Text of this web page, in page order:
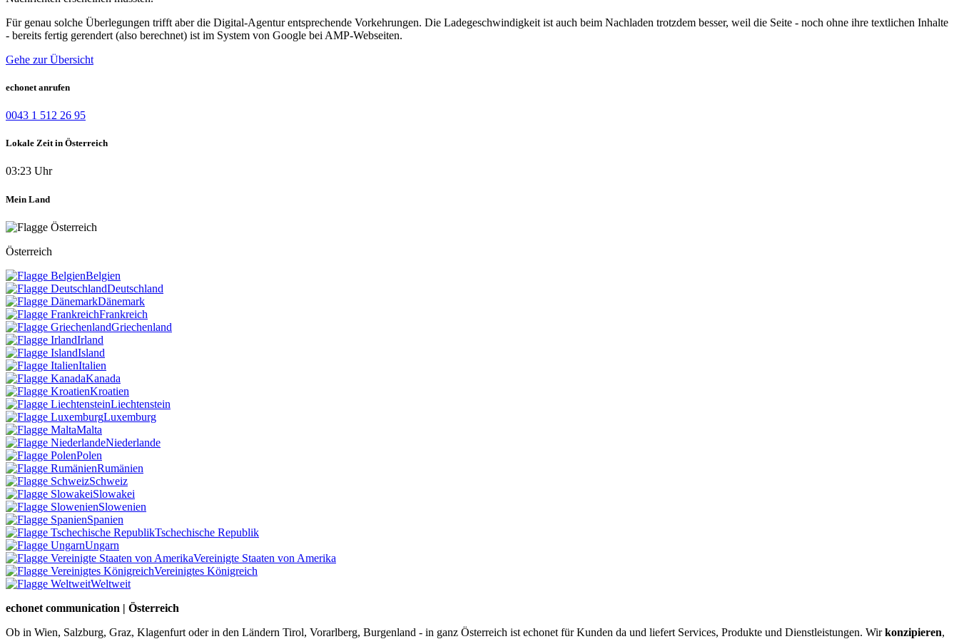
Für genau solche Überlegungen trifft aber die Digital-Agentur entsprechende Vorkehrungen. Die Ladegeschwindigkeit ist auch beim Nachladen trotzdem besser, weil die Seite - noch ohne ihre textlichen Inhalte
- bereits fertig gerendert (also berechnet) ist im System von Google bei AMP-Webseiten.
Gehe zur Übersicht
echonet anrufen
0043 1 512 26 95
Lokale Zeit in Österreich
03:23 Uhr
Mein Land
Österreich
Belgien
Deutschland
Dänemark
Frankreich
Griechenland
Irland
Island
Italien
Kanada
Kroatien
Liechtenstein
Luxemburg
Malta
Niederlande
Polen
Rumänien
Schweiz
Slowakei
Slowenien
Spanien
Tschechische Republik
Ungarn
Vereinigte Staaten von Amerika
Vereinigtes Königreich
Weltweit
echonet communication | Österreich
Ob in Wien, Salzburg, Graz, Klagenfurt oder in den Ländern Tirol, Vorarlberg, Burgenland - in ganz Österreich ist echonet für Kunden da und liefert Services, Produkte und Dienstleistungen. Wirkonzipieren,